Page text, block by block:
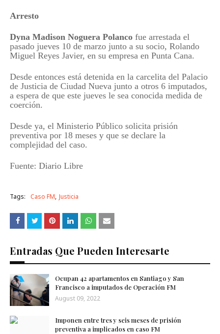
Arresto
Dyna Madison Noguera Polanco fue arrestada el
pasado jueves 10 de marzo junto a su socio, Rolando
Miguel Reyes Javier, en su empresa en Punta Cana.
Desde entonces está detenida en la carcelita del Palacio
de Justicia de Ciudad Nueva junto a otros 6 imputados,
a espera de que este jueves le sea conocida medida de
coerción.
Desde ya, el Ministerio Público solicita prisión
preventiva por 18 meses y que se declare la
complejidad del caso.
Fuente: Diario Libre
Tags: Caso FM Justicia
Entradas Que Pueden Interesarte
Ocupan 42 apartamentos en Santiago y San
Francisco a imputados de Operación FM
August 09, 2022
Imponen entre tres y seis meses de prisión
preventiva a implicados en caso FM